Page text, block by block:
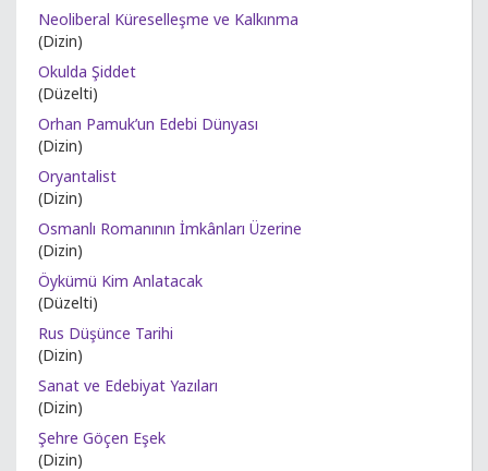
Neoliberal Küreselleşme ve Kalkınma
(Dizin)
Okulda Şiddet
(Düzelti)
Orhan Pamuk’un Edebi Dünyası
(Dizin)
Oryantalist
(Dizin)
Osmanlı Romanının İmkânları Üzerine
(Dizin)
Öykümü Kim Anlatacak
(Düzelti)
Rus Düşünce Tarihi
(Dizin)
Sanat ve Edebiyat Yazıları
(Dizin)
Şehre Göçen Eşek
(Dizin)